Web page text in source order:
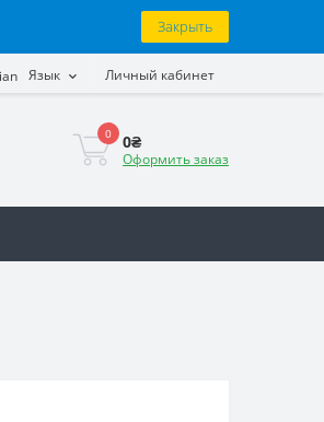
Закрыть
Язык Личный кабинет
0 0₴
Оформить заказ